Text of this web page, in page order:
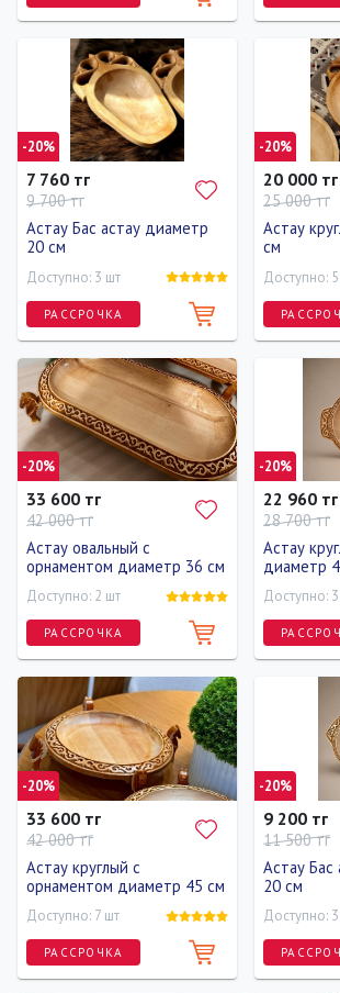
-20%
7 760 тг
9 700 тг
Астау Бас астау диаметр
20 см
Доступно: 3 шт
РАССРОЧКА
-20%
20 000 тг
25 000 тг
Астау
см
Доступно:
-20%
33 600 тг
42 000 тг
Астау овальный с
орнаментом диаметр 36 см
Доступно: 2 шт
РАССРОЧКА
36 см
-20%
22 960 тг
28 700 тг
Астау
диаметр
Доступно:
-20%
33 600 тг
42 000 тг
Астау круглый с
орнаментом диаметр 45 см
Доступно: 7 шт
РАССРОЧКА
-20%
9 200 тг
11 500 тг
Астау Бас
20 см
Доступно: